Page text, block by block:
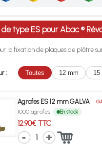
Frais de port offerts en
type ES pour Abac ®
la fixation de plaques de plâtre
: Toutes 12 mm 15
Agrafes ES 12 mm GALVA
1000 agrafes En stock
12.90€ TTC
1